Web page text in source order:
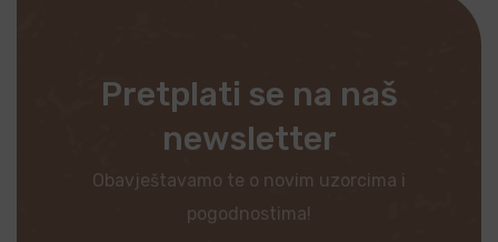
Pretplati se na naš
newsletter
Obavještavamo te o novim uzorcima i
pogodnostima!